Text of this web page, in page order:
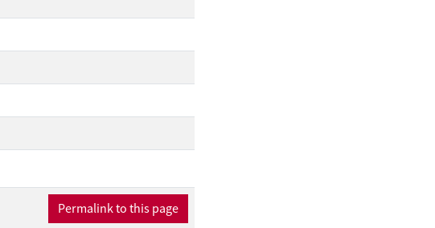
Permalink to this page